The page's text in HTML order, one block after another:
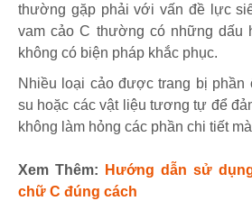
thường gặp phải với vấn đề lực
vam cảo C thường có những dấu
không có biện pháp khắc phục.
Nhiều loại cảo được trang bị phần
su hoặc các vật liệu tương tự để
không làm hỏng các phần chi tiết
Xem Thêm:
Hướng dẫn sử
chữ C đúng cách